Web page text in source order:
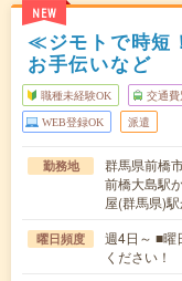
NEW
≪ジモトで時短
お手伝いなど
職種未経験OK 交通費
WEB登録OK 派遣
勤務地
群馬県前橋
前橋大島駅
屋(群馬県)
曜日頻度
週4日～ ■曜
ください！